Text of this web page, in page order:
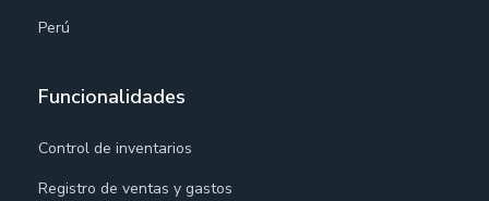
Perú
Funcionalidades
Control de inventarios
Registro de ventas y gastos